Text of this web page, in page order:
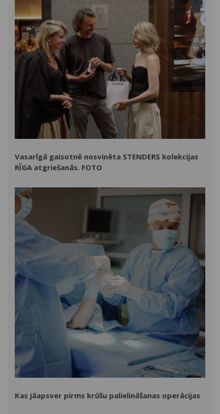
Vasarīgā gaisotnē nosvinēta STENDERS kolekcijas
RĪGA atgriešanās. FOTO
Kas jāapsver pirms krūšu palielināšanas operācijas